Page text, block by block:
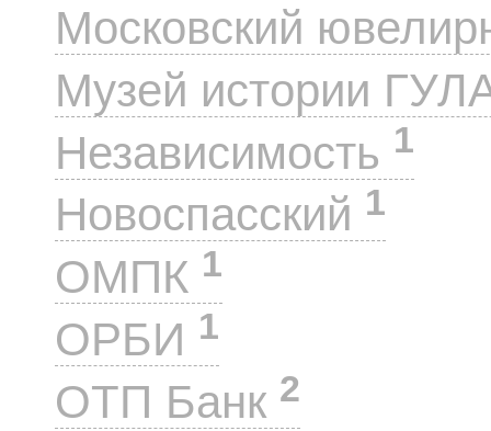
Московский
Музей истории
Независимость 1
Новоспасский 1
ОМПК 1
ОРБИ 1
ОТП Банк 2